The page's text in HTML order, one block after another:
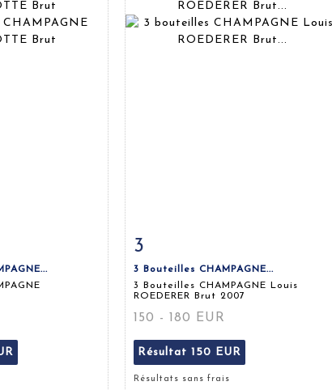
Fiche détaillée
3
3 Bouteilles CHAMPAGNE...
3 Bouteilles CHAMPAGNE Louis
ROEDERER Brut 2007
150 - 180 EUR
Résultat 150 EUR
Résultats sans frais